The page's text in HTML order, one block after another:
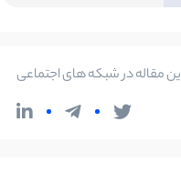
مقاله در شبکه های اجتماعی